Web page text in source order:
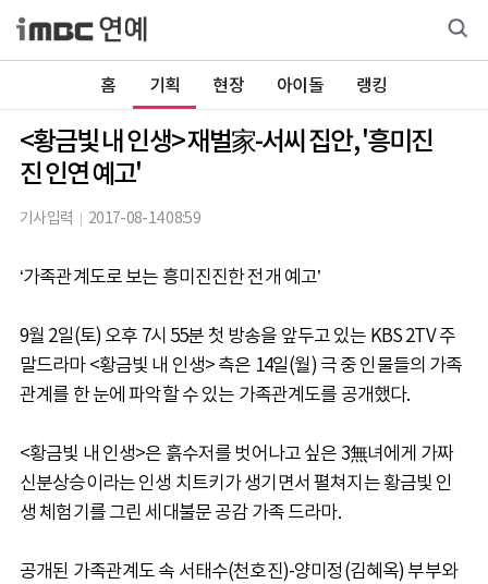
홈 기획 현장 아이돌 랭킹
<황금빛 내 인생> 재벌家-서씨 집안, '흥미진
진 인연 예고'
기사입력 2017-08-14 08:59
‘가족관계도로 보는 흥미진진한 전개 예고’
9월 2일(토) 오후 7시 55분 첫 방송을 앞두고 있는 KBS 2TV 주
말드라마 <황금빛 내 인생> 측은 14일(월) 극 중 인물들의 가족
관계를 한 눈에 파악할 수 있는 가족관계도를 공개했다.
<황금빛 내 인생>은 흙수저를 벗어나고 싶은 3無녀에게 가짜
신분상승이라는 인생 치트키가 생기면서 펼쳐지는 황금빛 인
생 체험기를 그린 세대불문 공감 가족 드라마.
공개된 가족관계도 속 서태수(천호진)-양미정(김혜옥) 부부와